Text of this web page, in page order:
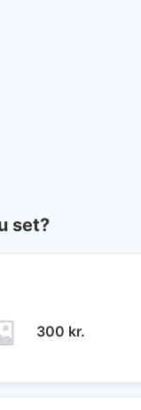
set?
300 kr.